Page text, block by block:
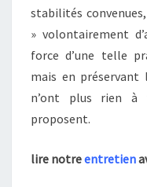
stabilités
» volontairement
force d’une telle
mais en préservant
n’ont plus rien à
proposent.
lire notreentretien